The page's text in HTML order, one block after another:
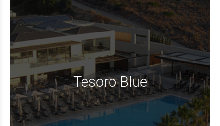
Tesoro Blue